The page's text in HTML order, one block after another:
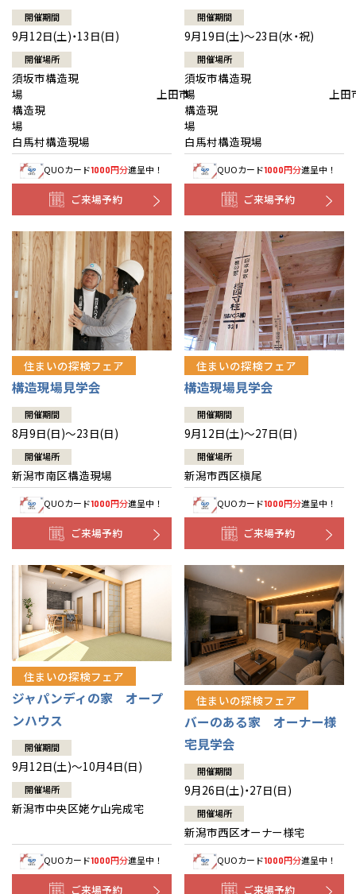
開催期間
9月12日(土)・13日(日)
開催場所
須坂市構造現
場 上田市
構造現
場
白馬村構造現場
QUOカード1000円分進呈中！
ご来場予約
開催期間
9月19日(土)～23日(水・祝)
開催場所
須坂市構造現
場 上田
構造現
白馬村構造現場
QUOカード1000円分進呈中！
ご来場予約
住まいの探検フェア
構造現場見学会
開催期間
8月9日(日)～23日(日)
開催場所
新潟市南区構造現場
QUOカード1000円分進呈中！
ご来場予約
住まいの探検フェア
構造現場見学会
開催期間
9月12日(土)～27日(日)
開催場所
新潟市西区槇尾
QUOカード1000円分進呈中！
ご来場予約
住まいの探検フェア
ジャパンディの家 オープ
ンハウス
開催期間
9月12日(土)～10月4日(日)
開催場所
新潟市中央区姥ケ山完成宅
QUOカード1000円分進呈中！
ご来場予約
住まいの探検フェア
バーのある家 オーナー様
宅見学会
開催期間
9月26日(土)・27日(日)
開催場所
新潟市西区オーナー様宅
QUOカード1000円分進呈中！
ご来場予約